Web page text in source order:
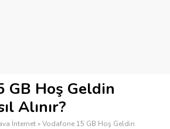
GB Hoş Geldin
Alınır?
İnternet»Vodafone 15 GB Hoş Geldin